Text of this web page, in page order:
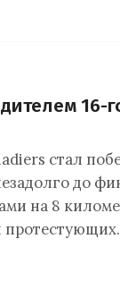
16-
стал
до
на 8